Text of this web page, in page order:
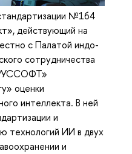
№164
действующий на
с Палатой индо-
сотрудничества
оценки
интеллекта. В ней
и
технологий ИИ в двух
и